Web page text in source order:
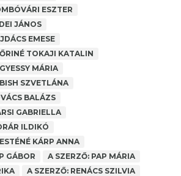
ESZTER
JÁNOS
EMESE
TOKAJI KATALIN
MÁRIA
SZVETLÁNA
BALÁZS
GABRIELLA
ILDIKÓ
KÁRP ANNA
GÁBOR
A SZERZŐ: PAP MÁRIA
A SZERZŐ: RENÁCS SZILVIA